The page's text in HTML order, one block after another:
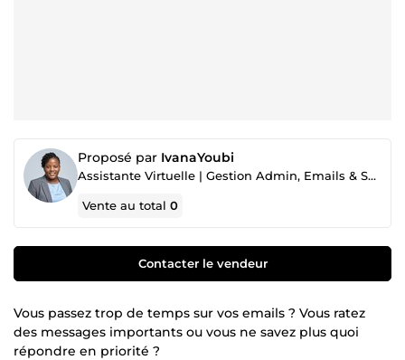
Proposé par IvanaYoubi
Assistante Virtuelle | Gestion Admin, Emails & Suivi Client
Vente au total0
Contacter le vendeur
Vous passez trop de temps sur vos emails ? Vous ratez
des messages importants ou vous ne savez plus quoi
répondre en priorité ?